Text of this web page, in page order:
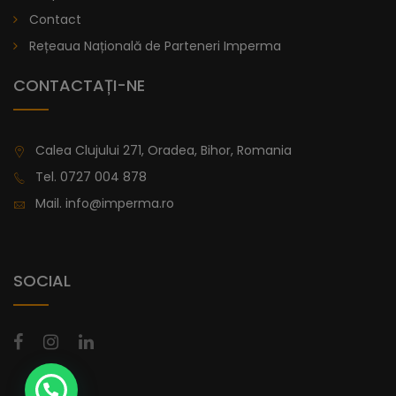
De la 996,47
Contact
Rețeaua Națională de Parteneri Imperma
CONTACTAȚI-NE
Calea Clujului 271, Oradea, Bihor, Romania
Tel. 0727 004 878
Mail. info@imperma.ro
SOCIAL